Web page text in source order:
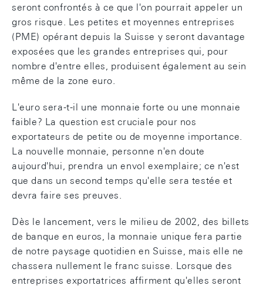
seront confrontés à ce que l'on pourrait appeler un
gros risque. Les petites et moyennes entreprises
(PME) opérant depuis la Suisse y seront davantage
exposées que les grandes entreprises qui, pour
nombre d'entre elles, produisent également au sein
même de la zone euro.
L'euro sera-t-il une monnaie forte ou une monnaie
faible? La question est cruciale pour nos
exportateurs de petite ou de moyenne importance.
La nouvelle monnaie, personne n'en doute
aujourd'hui, prendra un envol exemplaire; ce n'est
que dans un second temps qu'elle sera testée et
devra faire ses preuves.
Dès le lancement, vers le milieu de 2002, des billets
de banque en euros, la monnaie unique fera partie
de notre paysage quotidien en Suisse, mais elle ne
chassera nullement le franc suisse. Lorsque des
entreprises exportatrices affirment qu'elles seront